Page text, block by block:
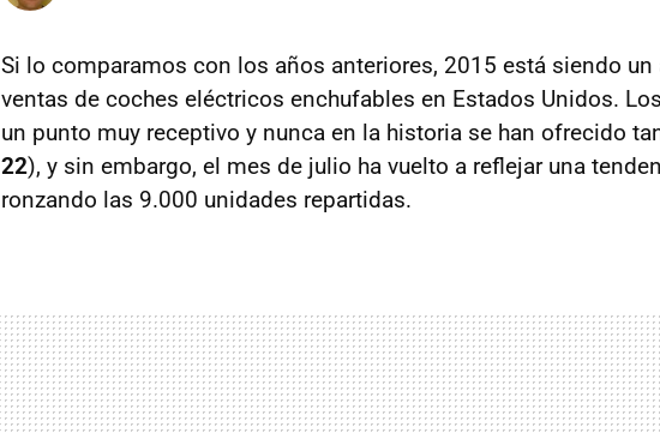
Si lo comparamos con los años anteriores, 2015 está siendo
ventas de coches eléctricos enchufables en Estados Unidos.
un punto muy receptivo y nunca en la historia se han ofrecido
22), y sin embargo, el mes de julio ha vuelto a reflejar una
ronzando las 9.000 unidades repartidas.